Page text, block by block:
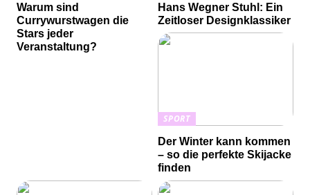
Warum sind
Currywurstwagen die
Stars jeder
Veranstaltung?
Hans Wegner Stuhl: Ein
Zeitloser Designklassiker
SPORT
Der Winter kann kommen
– so die perfekte Skijacke
finden